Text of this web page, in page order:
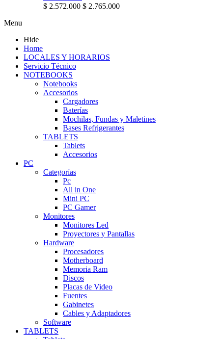
$ 2.572.000 $ 2.765.000
Menu
Hide
Home
LOCALES Y HORARIOS
Servicio Técnico
NOTEBOOKS
Notebooks
Accesorios
Cargadores
Baterías
Mochilas, Fundas y Maletines
Bases Refrigerantes
TABLETS
Tablets
Accesorios
PC
Categorías
Pc
All in One
Mini PC
PC Gamer
Monitores
Monitores Led
Proyectores y Pantallas
Hardware
Procesadores
Motherboard
Memoria Ram
Discos
Placas de Video
Fuentes
Gabinetes
Cables y Adaptadores
Software
TABLETS